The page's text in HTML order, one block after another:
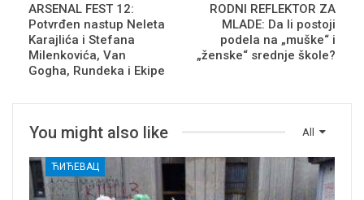
ARSENAL FEST 12:
Potvrđen nastup Neleta
Karajlića i Stefana
Milenkovića, Van
Gogha, Rundeka i Ekipe
RODNI REFLEKTOR ZA
MLADE: Da li postoji
podela na „muške“ i
„ženske“ srednje škole?
All
You might also like
ЋИЋЕВАЦ